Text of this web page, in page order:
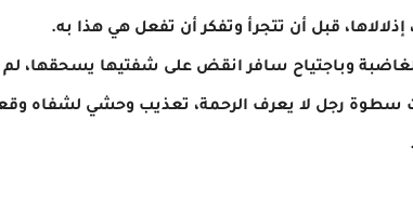
إذلالاها، قبل أن تتجرأ وتفكر أن تفعل هي هذا به.
وباجتياح سافر انقض على شفتيها يسحقها، لم
سطوة رجل لا يعرف الرحمة، تعذيب وحشي لشفاه